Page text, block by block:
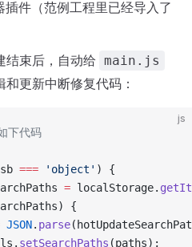
件（范例工程里已经导入了
结束后，自动给 main.js
更新中断修复代码：
js
下代码
=== 'object' ) {
= localStorage.
{
JSON. parse
setSearchPaths (paths);